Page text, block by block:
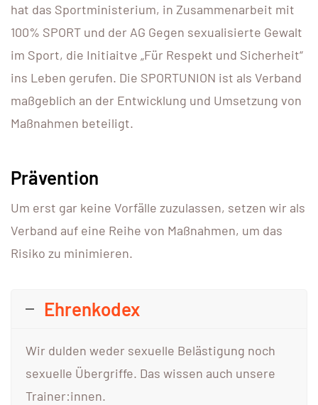
hat das Sportministerium, in Zusammenarbeit mit
100% SPORT und der AG Gegen sexualisierte Gewalt
im Sport, die Initiaitve „Für Respekt und Sicherheit“
ins Leben gerufen. Die SPORTUNION ist als Verband
maßgeblich an der Entwicklung und Umsetzung von
Maßnahmen beteiligt.
Prävention
Um erst gar keine Vorfälle zuzulassen, setzen wir als
Verband auf eine Reihe von Maßnahmen, um das
Risiko zu minimieren.
Ehrenkodex
Wir dulden weder sexuelle Belästigung noch
sexuelle Übergriffe. Das wissen auch unsere
Trainer:innen.